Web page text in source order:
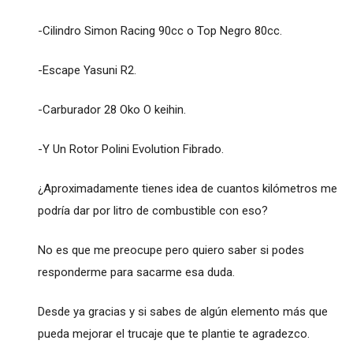
-Cilindro Simon Racing 90cc o Top Negro 80cc.
-Escape Yasuni R2.
-Carburador 28 Oko O keihin.
-Y Un Rotor Polini Evolution Fibrado.
¿Aproximadamente tienes idea de cuantos kilómetros me
podría dar por litro de combustible con eso?
No es que me preocupe pero quiero saber si podes
responderme para sacarme esa duda.
Desde ya gracias y si sabes de algún elemento más que
pueda mejorar el trucaje que te plantie te agradezco.